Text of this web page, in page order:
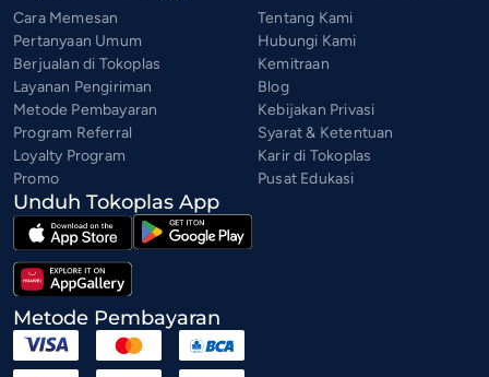
Cara Memesan
Pertanyaan Umum
Berjualan di Tokoplas
Layanan Pengiriman
Metode Pembayaran
Program Referral
Loyalty Program
Promo
Tentang Kami
Hubungi Kami
Kemitraan
Blog
Kebijakan Privasi
Syarat & Ketentuan
Karir di Tokoplas
Pusat Edukasi
Unduh Tokoplas App
Metode Pembayaran